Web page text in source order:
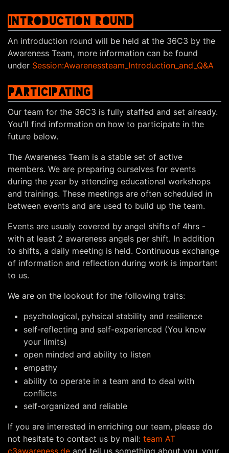
INTRODUCTION ROUND
An introduction round will be held at the 36C3 by the
Awareness Team, more information can be found
under Session:Awarenessteam_Introduction_and_Q&A
PARTICIPATING
Our team for the 36C3 is fully staffed and set already.
You'll find information on how to participate in the
future below.
The Awareness Team is a stable set of active
members. We are preparing ourselves for events
during the year by attending educational workshops
and trainings. These meetings are often scheduled in
between events and are used to build up the team.
Events are usualy covered by angel shifts of 4hrs -
with at least 2 awareness angels per shift. In addition
to shifts, a daily meeting is held. Continuous exchange
of information and reflection during work is important
to us.
We are on the lookout for the following traits:
psychological, pyhsical stability and resilience
self-reflecting and self-experienced (You know
your limits)
open minded and ability to listen
empathy
ability to operate in a team and to deal with
conflicts
self-organized and reliable
If you are interested in enriching our team, please do
not hesitate to contact us by mail: team AT